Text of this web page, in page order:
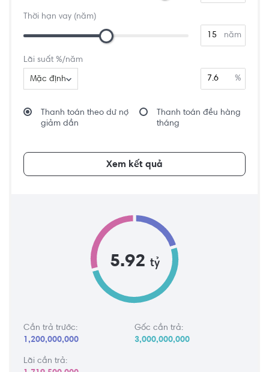
Thời hạn vay (năm)
năm
Lãi suất %/năm
Mặc định %
Thanh toán theo dư nợ
giảm dần
Thanh toán đều hàng
tháng
Xem kết quả
5.92 tỷ
Cần trả trước:
1,200,000,000
Gốc cần trả:
3,000,000,000
Lãi cần trả: